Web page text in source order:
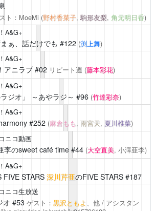
ト：MoeMi (野村香菜子, 駒形友梨, 角元明日香)
A&G+
ぁ、話だけでも #122 (渕上舞)
A&G+
アニラブ#02 リピート週 (藤本彩花)
A&G+
ジオ」 ～あやラジ～ #96 (竹達彩奈)
A&G+
#252 (麻倉もも, 雨宮天, 夏川椎菜)
ニコ動画
李のsweet café time#44 (大空直美, 小澤亜李)
A&G+
FIVE STARS 深川芹亜のFIVE STARS #187
ニコ生放送
オ #53 ゲスト： 黒沢ともよ、他 / アシスタン